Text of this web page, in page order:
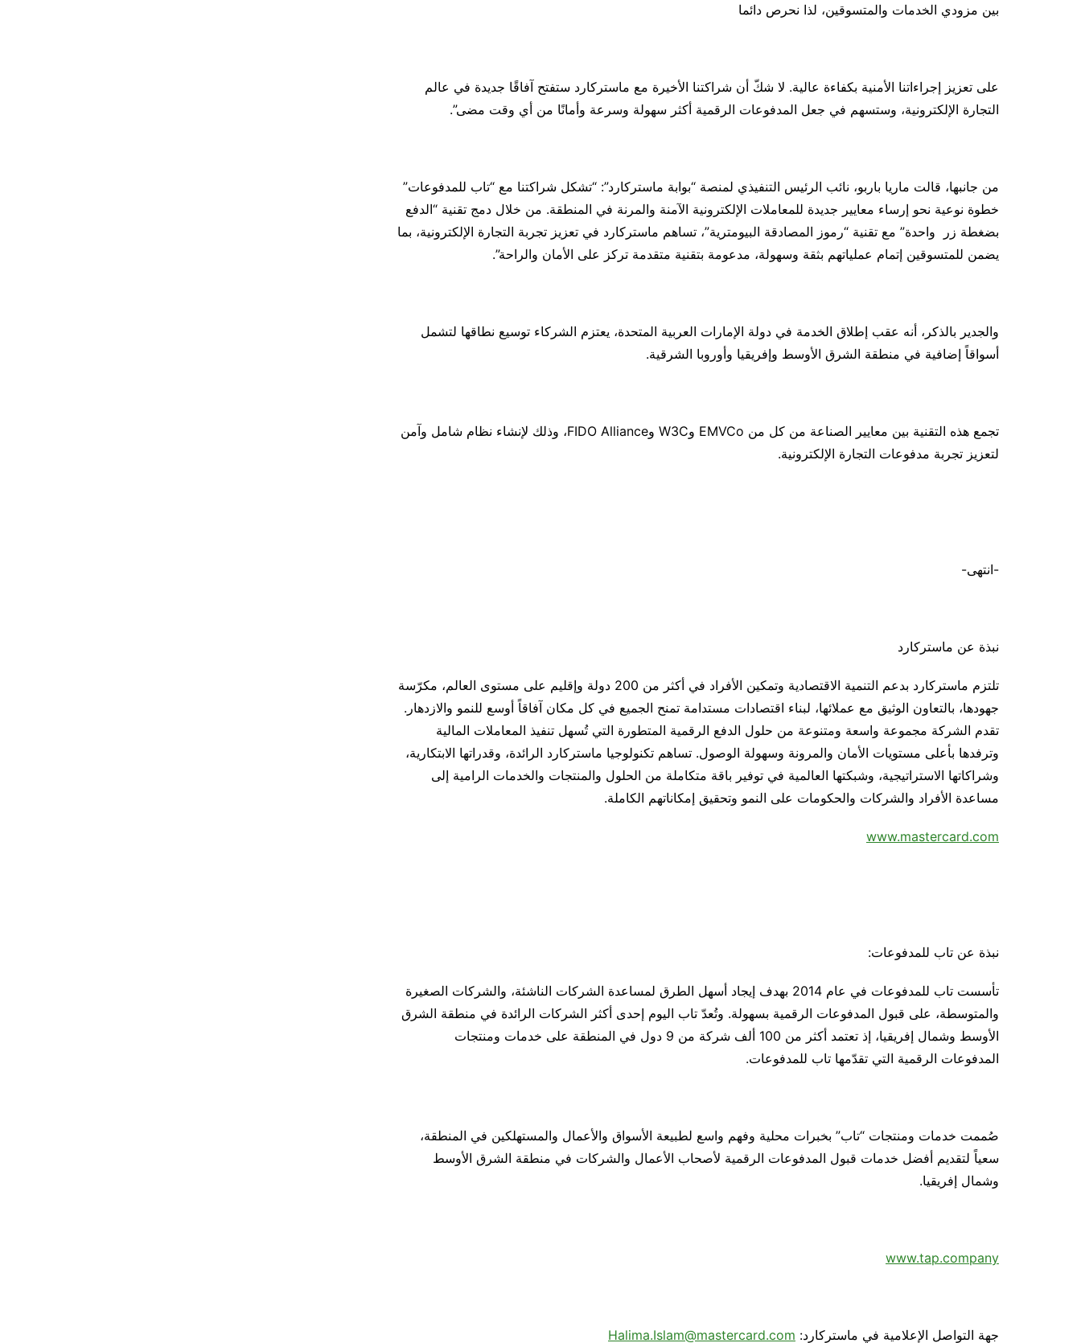
بين مزودي الخدمات والمتسوقين، لذا نحرص دائما
على تعزيز إجراءاتنا الأمنية بكفاءة عالية. لا شكّ أن شراكتنا الأخيرة مع ماستركارد ستفتح آفاقًا جديدة في عالم
التجارة الإلكترونية، وستسهم في جعل المدفوعات الرقمية أكثر سهولة وسرعة وأمانًا من أي وقت مضى”.
من جانبها، قالت ماريا باربو، نائب الرئيس التنفيذي لمنصة “بوابة ماستركارد”: “تشكل شراكتنا مع “تاب للمدفوعات”
خطوة نوعية نحو إرساء معايير جديدة للمعاملات الإلكترونية الآمنة والمرنة في المنطقة. من خلال دمج تقنية “الدفع
بضغطة زر واحدة” مع تقنية “رموز المصادقة البيومترية”، تساهم ماستركارد في تعزيز تجربة التجارة الإلكترونية، بما
يضمن للمتسوقين إتمام عملياتهم بثقة وسهولة، مدعومة بتقنية متقدمة تركز على الأمان والراحة”.
والجدير بالذكر، أنه عقب إطلاق الخدمة في دولة الإمارات العربية المتحدة، يعتزم الشركاء توسيع نطاقها لتشمل
أسواقاً إضافية في منطقة الشرق الأوسط وإفريقيا وأوروبا الشرقية.
تجمع هذه التقنية بين معايير الصناعة من كل من EMVCo وW3C وFIDO Alliance، وذلك لإنشاء نظام شامل وآمن
لتعزيز تجربة مدفوعات التجارة الإلكترونية.
-انتهى-
نبذة عن ماستركارد
تلتزم ماستركارد بدعم التنمية الاقتصادية وتمكين الأفراد في أكثر من 200 دولة وإقليم على مستوى العالم، مكرّسة
جهودها، بالتعاون الوثيق مع عملائها، لبناء اقتصادات مستدامة تمنح الجميع في كل مكان آفاقاً أوسع للنمو والازدهار.
تقدم الشركة مجموعة واسعة ومتنوعة من حلول الدفع الرقمية المتطورة التي تُسهل تنفيذ المعاملات المالية
وترفدها بأعلى مستويات الأمان والمرونة وسهولة الوصول. تساهم تكنولوجيا ماستركارد الرائدة، وقدراتها الابتكارية،
وشراكاتها الاستراتيجية، وشبكتها العالمية في توفير باقة متكاملة من الحلول والمنتجات والخدمات الرامية إلى
مساعدة الأفراد والشركات والحكومات على النمو وتحقيق إمكاناتهم الكاملة.
www.mastercard.com
نبذة عن تاب للمدفوعات:
تأسست تاب للمدفوعات في عام 2014 بهدف إيجاد أسهل الطرق لمساعدة الشركات الناشئة، والشركات الصغيرة
والمتوسطة، على قبول المدفوعات الرقمية بسهولة. وتُعدّ تاب اليوم إحدى أكثر الشركات الرائدة في منطقة الشرق
الأوسط وشمال إفريقيا، إذ تعتمد أكثر من 100 ألف شركة من 9 دول في المنطقة على خدمات ومنتجات
المدفوعات الرقمية التي تقدّمها تاب للمدفوعات.
صُممت خدمات ومنتجات “تاب” بخبرات محلية وفهم واسع لطبيعة الأسواق والأعمال والمستهلكين في المنطقة،
سعياً لتقديم أفضل خدمات قبول المدفوعات الرقمية لأصحاب الأعمال والشركات في منطقة الشرق الأوسط
وشمال إفريقيا.
www.tap.company
جهة التواصل الإعلامية في ماستركارد: Halima.Islam@mastercard.com